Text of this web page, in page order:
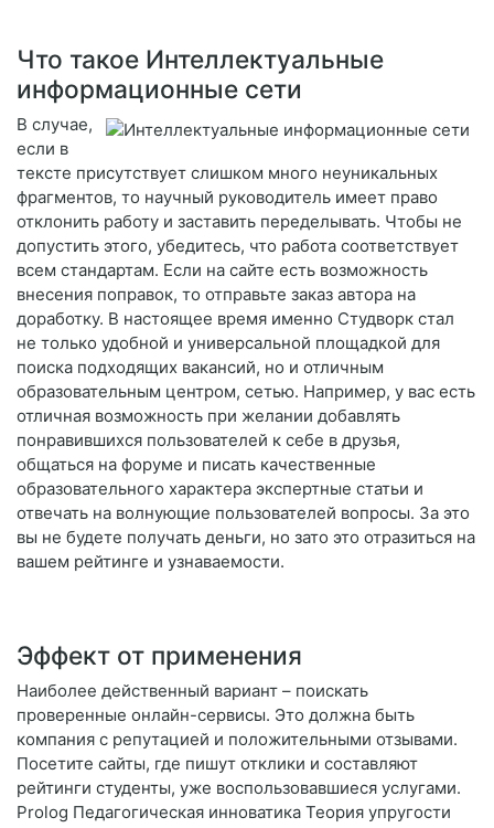
Что такое Интеллектуальные
информационные сети
В случае,
если в
тексте присутствует слишком много неуникальных
фрагментов, то научный руководитель имеет право
отклонить работу и заставить переделывать. Чтобы не
допустить этого, убедитесь, что работа соответствует
всем стандартам. Если на сайте есть возможность
внесения поправок, то отправьте заказ автора на
доработку. В настоящее время именно Студворк стал
не только удобной и универсальной площадкой для
поиска подходящих вакансий, но и отличным
образовательным центром, сетью. Например, у вас есть
отличная возможность при желании добавлять
понравившихся пользователей к себе в друзья,
общаться на форуме и писать качественные
образовательного характера экспертные статьи и
отвечать на волнующие пользователей вопросы. За это
вы не будете получать деньги, но зато это отразиться на
вашем рейтинге и узнаваемости.
Эффект от применения
Наиболее действенный вариант – поискать
проверенные онлайн-сервисы. Это должна быть
компания с репутацией и положительными отзывами.
Посетите сайты, где пишут отклики и составляют
рейтинги студенты, уже воспользовавшиеся услугами.
Prolog Педагогическая инноватика Теория упругости